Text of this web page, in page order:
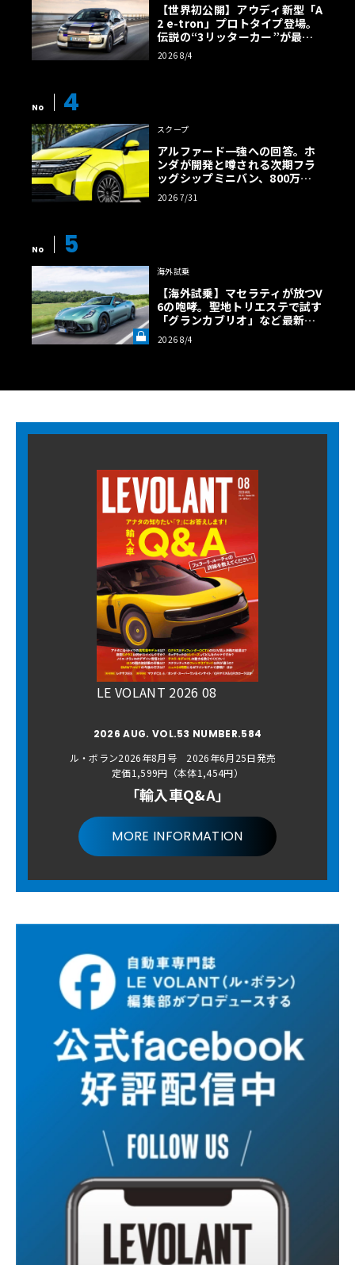
【世界初公開】アウディ新型「A
2 e-tron」プロトタイプ登場。
伝説の“3リッターカー”が最高
効率エントリーBEVとして復活
【画像38枚】
2026 8/4
No 4
スクープ
アルファード一強への回答。ホ
ンダが開発と噂される次期フラ
ッグシップミニバン、800万円
超の勝算【予想CG】
2026 7/31
No 5
海外試乗
【海外試乗】マセラティが放つV
6の咆哮。聖地トリエステで試す
「グランカブリオ」など最新ト
ロフェオ3台の官能評価《LE VO
LANT LAB》
2026 8/4
LE VOLANT 2026 08
2026 AUG. VOL.53 NUMBER.584
ル・ボラン2026年8月号 2026年6月25日発売
定価1,599円（本体1,454円）
「輸入車Q&A」
MORE INFORMATION